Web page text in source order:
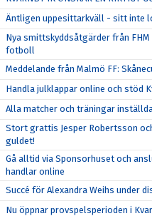
Äntligen uppesittarkväll - sitt inte
Nya smittskyddsåtgärder från
fotboll
Meddelande från Malmö FF:
Handla julklappar online och stöd
Alla matcher och träningar
Stort grattis Jesper Robertsson
guldet!
Gå alltid via Sponsorhuset och
handlar online
Succé för Alexandra Weihs under
Nu öppnar provspelsperioden i